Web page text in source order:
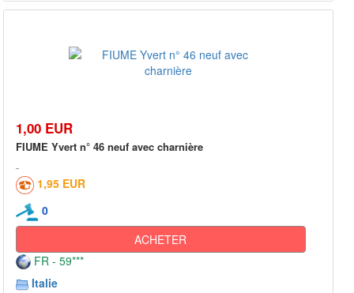
1,00 EUR
FIUME Yvert n° 46 neuf avec charnière
1,95 EUR
0
ACHETER
FR - 59***
Italie